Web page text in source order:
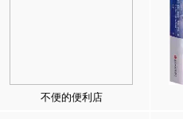
不便的便利店